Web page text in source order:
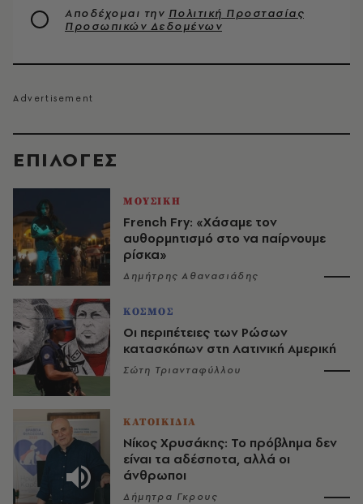
EΠΙΛΟΓΈΣ
ΜΟΥΣΙΚΗ
French Fry: «Χάσαμε τον
αυθορμητισμό στο να παίρνουμε
ρίσκα»
Δημήτρης Αθανασιάδης
ΚΟΣΜΟΣ
Οι περιπέτειες των Ρώσων
κατασκόπων στη Λατινική Αμερική
Σώτη Τριανταφύλλου
ΚΑΤΟΙΚΙΔΙΑ
Νίκος Χρυσάκης: Το πρόβλημα δεν
είναι τα αδέσποτα, αλλά οι
άνθρωποι
Δήμητρα Γκρους
Αποδέχομαι την Πολιτική Προστασίας
Προσωπικών Δεδομένων